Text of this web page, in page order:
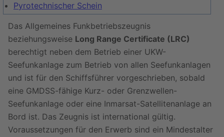
Pyrotechnischer Schein
Das Allgemeines Funkbetriebszeugnis
beziehungsweise Long Range Certificate (LRC)
berechtigt neben dem Betrieb einer UKW-
Seefunkanlage zum Betrieb von allen Seefunkanlagen
und ist für den Schiffsführer vorgeschrieben, sobald
eine GMDSS-fähige Kurz- oder Grenzwellen-
Seefunkanlage oder eine Inmarsat-Satellitenanlage an
Bord ist. Das Zeugnis ist international gültig.
Voraussetzungen für den Erwerb sind ein Mindestalter